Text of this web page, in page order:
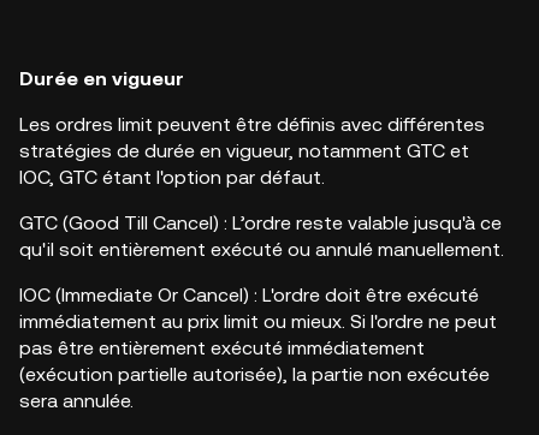
Durée en vigueur
Les ordres limit peuvent être définis avec différentes
stratégies de durée en vigueur, notamment GTC et
IOC, GTC étant l'option par défaut.
GTC (Good Till Cancel) : L’ordre reste valable jusqu'à ce
qu'il soit entièrement exécuté ou annulé manuellement.
IOC (Immediate Or Cancel) : L'ordre doit être exécuté
immédiatement au prix limit ou mieux. Si l'ordre ne peut
pas être entièrement exécuté immédiatement
(exécution partielle autorisée), la partie non exécutée
sera annulée.